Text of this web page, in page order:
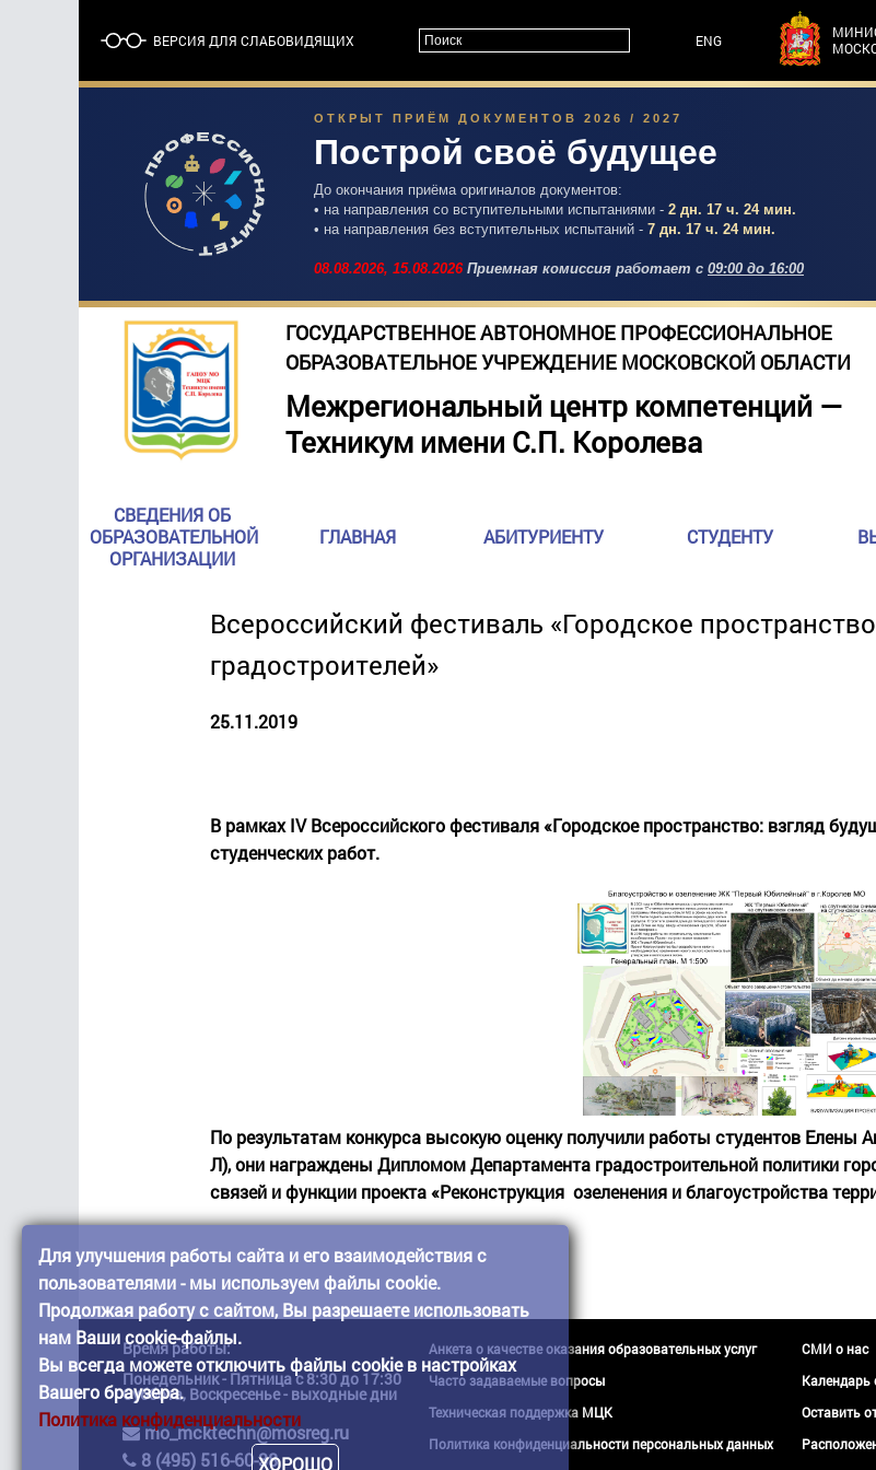
ВЕРСИЯ ДЛЯ СЛАБОВИДЯЩИХ ENG
ОТКРЫТ ПРИЁМ ДОКУМЕНТОВ 2026 / 2027
Построй своё будущее
До окончания приёма оригиналов документов:
• на направления со вступительными испытаниями - 2 дн. 17 ч. 24 мин.
• на направления без вступительных испытаний - 7 дн. 17 ч. 24 мин.
08.08.2026, 15.08.2026Приемная комиссия работает с 09:00 до 16:00
ГОСУДАРСТВЕННОЕ АВТОНОМНОЕ ПРОФЕССИОНАЛЬНОЕ
ОБРАЗОВАТЕЛЬНОЕ УЧРЕЖДЕНИЕ МОСКОВСКОЙ ОБЛАСТИ
Межрегиональный центр компетенций —
Техникум имени С.П. Королева
СВЕДЕНИЯ ОБ
ОБРАЗОВАТЕЛЬНОЙ
ОРГАНИЗАЦИИ
ГЛАВНАЯ АБИТУРИЕНТУ СТУДЕНТУ
Всероссийский фестиваль «Городское
градостроителей»
25.11.2019
В рамках IV Всероссийского фестиваля «Городское пространство: взгляд
студенческих работ.
По результатам конкурса высокую оценку получили работы студентов Елены
Л), они награждены Дипломом Департамента градостроительной политики
связей и функции проекта «Реконструкция озеленения и благоустройства
Время работы:
Понедельник - Пятница с 8:30 до 17:30
Суббота, Воскресенье - выходные дни
mo_mcktechn@mosreg.ru
8 (495) 516-60-38
Анкета о качестве оказания образовательных услуг
Часто задаваемые вопросы
Техническая поддержка МЦК
Политика конфиденциальности персональных данных
СМИ о нас
Календарь
Оставить
Для улучшения работы сайта и его взаимодействия с
пользователями - мы используем файлы cookie.
Продолжая работу с сайтом, Вы разрешаете использовать
нам Ваши cookie-файлы.
Вы всегда можете отключить файлы cookie в настройках
Вашего браузера.
Политика конфиденциальности
ХОРОШО